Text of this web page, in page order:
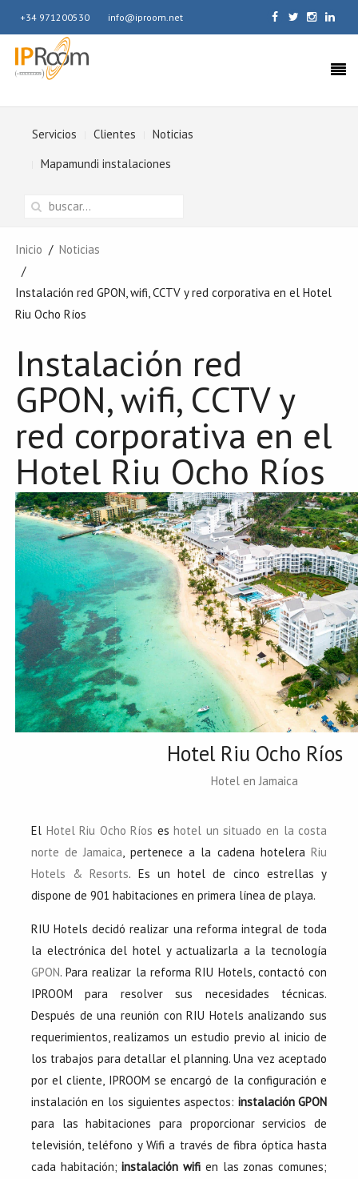
+34 971200530 info@iproom.net
Servicios Clientes
Noticias
Mapamundi instalaciones
Inicio Noticias
Instalación red GPON, wifi, CCTV y red corporativa en el Hotel
Riu Ocho Ríos
Instalación red
GPON, wifi, CCTV y
red corporativa en el
Hotel Riu Ocho Ríos
Hotel Riu Ocho Ríos
Hotel en Jamaica
El Hotel Riu Ocho Ríos eshotel un situado en la costa
norte de Jamaica , pertenece a la cadena hoteleraRiu
Hotels & Resorts. Es un hotel de cinco estrellas y
dispone de 901 habitaciones en primera línea de playa.
RIU Hotels decidó realizar una reforma integral de toda
la electrónica del hotel y actualizarla a la tecnología
GPON. Para realizar la reforma RIU Hotels, contactó con
IPROOM para resolver sus necesidades técnicas.
Después de una reunión con RIU Hotels analizando sus
requerimientos, realizamos un estudio previo al inicio de
los trabajos para detallar el planning. Una vez aceptado
por el cliente, IPROOM se encargó de la configuración e
instalación en los siguientes aspectos: instalación GPON
para las habitaciones para proporcionar servicios de
televisión, teléfono y Wifi a través de fibra óptica hasta
cada habitación;instalación wifi en las zonas comunes;